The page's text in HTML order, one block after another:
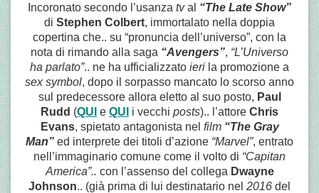
Incoronato secondo l’usanza tval “The Late Show”
di Stephen Colbert, immortalato nella doppia
copertina che.. su “pronuncia dell’universo”, con la
nota di rimando alla saga “Avengers”, “L’Universo
ha parlato”.. ne ha ufficializzato ieri la promozione a
sex symbol, dopo il sorpasso mancato lo scorso anno
sul predecessore allora eletto al suo posto, Paul
Rudd (QUI e QUI i vecchi posts).. l’attore Chris
Evans, spietato antagonista nel film “The Gray
Man” ed interprete dei titoli d’azione “Marvel”, entrato
nell’immaginario comune come il volto di “Capitan
America”.. con l’assenso del collega Dwayne
Johnson.. (già prima di lui destinatario nel 2016 del